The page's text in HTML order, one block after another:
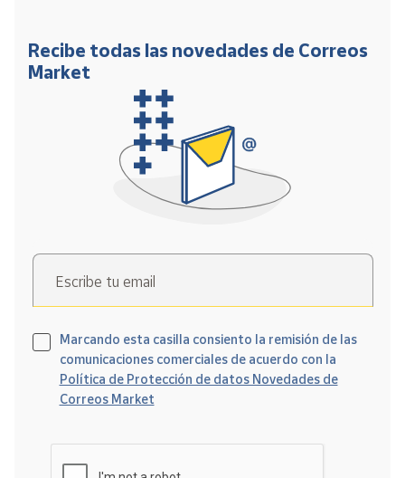
Recibe todas las novedades de Correos
Market
Escribe tu email
Marcando esta casilla consiento la remisión de las
comunicaciones comerciales de acuerdo con la
Política de Protección de datos Novedades de
Correos Market